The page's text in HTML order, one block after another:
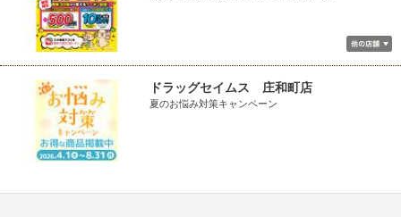
ドラッグセイムス 庄和町店
夏のお悩み対策キャンペーン